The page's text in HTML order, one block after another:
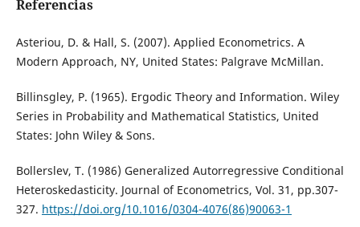
Referencias
Asteriou, D. & Hall, S. (2007). Applied Econometrics. A
Modern Approach, NY, United States: Palgrave McMillan.
Billinsgley, P. (1965). Ergodic Theory and Information. Wiley
Series in Probability and Mathematical Statistics, United
States: John Wiley & Sons.
Bollerslev, T. (1986) Generalized Autorregressive Conditional
Heteroskedasticity. Journal of Econometrics, Vol. 31, pp.307-
327. https://doi.org/10.1016/0304-4076(86)90063-1